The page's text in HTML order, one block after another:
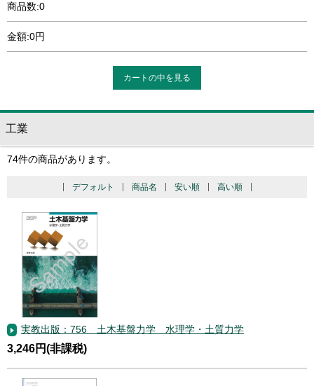
商品数:0
金額:0円
カートの中を見る
工業
74件の商品があります。
デフォルト 商品名 安い順 高い順
実教出版：756 土木基盤力学 水理学・土質力学
3,246円(非課税)